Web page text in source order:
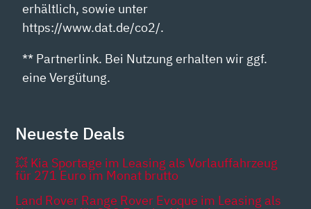
erhältlich, sowie unter
https://www.dat.de/co2/.
** Partnerlink. Bei Nutzung erhalten wir ggf.
eine Vergütung.
Neueste Deals
💥 Kia Sportage im Leasing als Vorlauffahrzeug
für 271 Euro im Monat brutto
Land Rover Range Rover Evoque im Leasing als